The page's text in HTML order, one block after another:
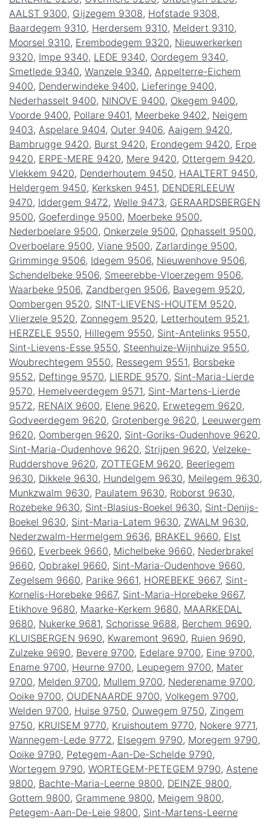
AALST 9300, Gijzegem 9308, Hofstade 9308,
Baardegem 9310, Herdersem 9310, Meldert 9310,
Moorsel 9310, Erembodegem 9320, Nieuwerkerken
9320, Impe 9340, LEDE 9340, Oordegem 9340,
Smetlede 9340, Wanzele 9340, Appelterre-Eichem
9400, Denderwindeke 9400, Lieferinge 9400,
Nederhasselt 9400, NINOVE 9400, Okegem 9400,
Voorde 9400, Pollare 9401, Meerbeke 9402 , Neigem
9403, Aspelare 9404, Outer 9406, Aaigem 9420,
Bambrugge 9420, Burst 9420, Erondegem 9420, Erpe
9420, ERPE-MERE 9420, Mere 9420, Ottergem 9420,
Vlekkem 9420, Denderhoutem 9450, HAALTERT 9450,
Heldergem 9450, Kerksken 9451, DENDERLEEUW
9470, Iddergem 9472 , Welle 9473, GERAARDSBERGEN
9500, Goeferdinge 9500, Moerbeke 9500,
Nederboelare 9500, Onkerzele 9500, Ophasselt 9500,
Overboelare 9500, Viane 9500, Zarlardinge 9500,
Grimminge 9506, Idegem 9506, Nieuwenhove 9506,
Schendelbeke 9506, Smeerebbe-Vloerzegem 9506,
Waarbeke 9506, Zandbergen 9506, Bavegem 9520,
Oombergen 9520, SINT-LIEVENS-HOUTEM 9520,
Vlierzele 9520, Zonnegem 9520, Letterhoutem 9521,
HERZELE 9550, Hillegem 9550, Sint-Antelinks 9550,
Sint-Lievens-Esse 9550, Steenhuize-Wijnhuize 9550,
Woubrechtegem 9550, Ressegem 9551, Borsbeke
9552 , Deftinge 9570, LIERDE 9570, Sint-Maria-Lierde
9570, Hemelveerdegem 9571, Sint-Martens-Lierde
9572 , RENAIX 9600, Elene 9620, Erwetegem 9620,
Godveerdegem 9620, Grotenberge 9620, Leeuwergem
9620, Oombergen 9620, Sint-Goriks-Oudenhove 9620,
Sint-Maria-Oudenhove 9620, Strijpen 9620, Velzeke-
Ruddershove 9620, ZOTTEGEM 9620, Beerlegem
9630, Dikkele 9630, Hundelgem 9630, Meilegem 9630,
Munkzwalm 9630, Paulatem 9630, Roborst 9630,
Rozebeke 9630, Sint-Blasius-Boekel 9630, Sint-Denijs-
Boekel 9630, Sint-Maria-Latem 9630, ZWALM 9630,
Nederzwalm-Hermelgem 9636, BRAKEL 9660, Elst
9660, Everbeek 9660, Michelbeke 9660, Nederbrakel
9660, Opbrakel 9660, Sint-Maria-Oudenhove 9660,
Zegelsem 9660, Parike 9661, HOREBEKE 9667, Sint-
Kornelis-Horebeke 9667, Sint-Maria-Horebeke 9667,
Etikhove 9680, Maarke-Kerkem 9680, MAARKEDAL
9680, Nukerke 9681, Schorisse 9688, Berchem 9690,
KLUISBERGEN 9690, Kwaremont 9690, Ruien 9690,
Zulzeke 9690, Bevere 9700, Edelare 9700, Eine 9700,
Ename 9700, Heurne 9700, Leupegem 9700, Mater
9700, Melden 9700, Mullem 9700, Nederename 9700,
Ooike 9700, OUDENAARDE 9700, Volkegem 9700,
Welden 9700, Huise 9750, Ouwegem 9750, Zingem
9750, KRUISEM 9770, Kruishoutem 9770, Nokere 9771,
Wannegem-Lede 9772 , Elsegem 9790, Moregem 9790,
Ooike 9790, Petegem-Aan-De-Schelde 9790,
Wortegem 9790, WORTEGEM-PETEGEM 9790, Astene
9800, Bachte-Maria-Leerne 9800, DEINZE 9800,
Gottem 9800, Grammene 9800, Meigem 9800,
Petegem-Aan-De-Leie 9800, Sint-Martens-Leerne